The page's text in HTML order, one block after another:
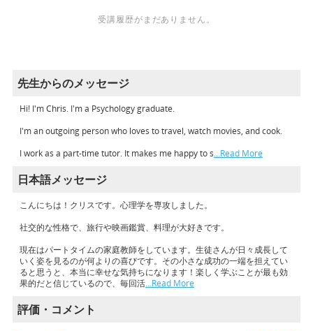
受講履歴がまだありません。
先生からのメッセージ
Hi! I'm Chris. I'm a Psychology graduate.
I'm an outgoing person who loves to travel, watch movies, and cook.
I work as a part-time tutor. It makes me happy to s…Read More
日本語メッセージ
こんにちは！クリスです。心理学を専攻しました。
社交的な性格で、旅行や映画鑑賞、料理が大好きです。
現在はパートタイムの家庭教師をしています。生徒さんが日々成長して
いく姿を見るのが何よりの喜びです。その小さな成功の一端を担えてい
ると思うと、本当に幸せな気持ちになります！楽しく学ぶことが最も効
果的だと信じているので、毎回活…Read More
評価・コメント